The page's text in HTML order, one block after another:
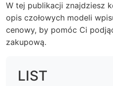
W tej publikacji znajdziesz
opis czołowych modeli
cenowy, by pomóc Ci
zakupową.
LIST